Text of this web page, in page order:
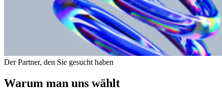
Der Partner, den Sie gesucht haben
Warum man uns wählt